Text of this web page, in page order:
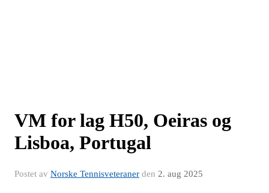
VM for lag H50, Oeiras og
Lisboa, Portugal
Postet av Norske Tennisveteraner den 2. aug 2025